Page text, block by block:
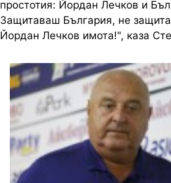
простотия: Йордан Лечков и
Защитаваш България, не
Йордан Лечков имота!", каза